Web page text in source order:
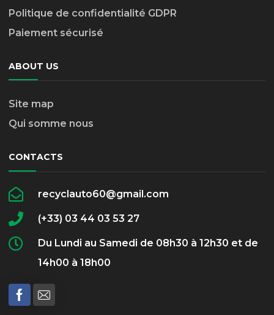
Politique de confidentialité GDPR
Paiement sécurisé
ABOUT US
Site map
Qui somme nous
CONTACTS
recyclauto60@gmail.com
(+33) 03 44 03 53 27
Du Lundi au Samedi de 08h30 à 12h30 et de
14h00 à 18h00